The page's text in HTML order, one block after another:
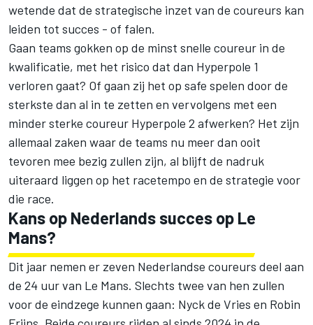
wetende dat de strategische inzet van de coureurs kan
leiden tot succes - of falen.
Gaan teams gokken op de minst snelle coureur in de
kwalificatie, met het risico dat dan Hyperpole 1
verloren gaat? Of gaan zij het op safe spelen door de
sterkste dan al in te zetten en vervolgens met een
minder sterke coureur Hyperpole 2 afwerken? Het zijn
allemaal zaken waar de teams nu meer dan ooit
tevoren mee bezig zullen zijn, al blijft de nadruk
uiteraard liggen op het racetempo en de strategie voor
die race.
Kans op Nederlands succes op Le
Mans?
Dit jaar nemen er zeven Nederlandse coureurs deel aan
de 24 uur van Le Mans. Slechts twee van hen zullen
voor de eindzege kunnen gaan: Nyck de Vries en Robin